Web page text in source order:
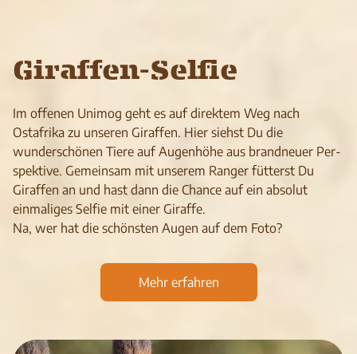
Giraffen-Selfie
Im offenen Unimog geht es auf direktem Weg nach
Ostafrika zu unseren Giraffen. Hier siehst Du die
wunderschönen Tiere auf Augenhöhe aus brand­neuer Per­
spek­ti­ve. Gemeinsam mit unserem Ranger fütterst Du
Giraffen an und hast dann die Chance auf ein absolut
einmaliges Selfie mit einer Giraffe.
Na, wer hat die schönsten Augen auf dem Foto?
Mehr erfahren